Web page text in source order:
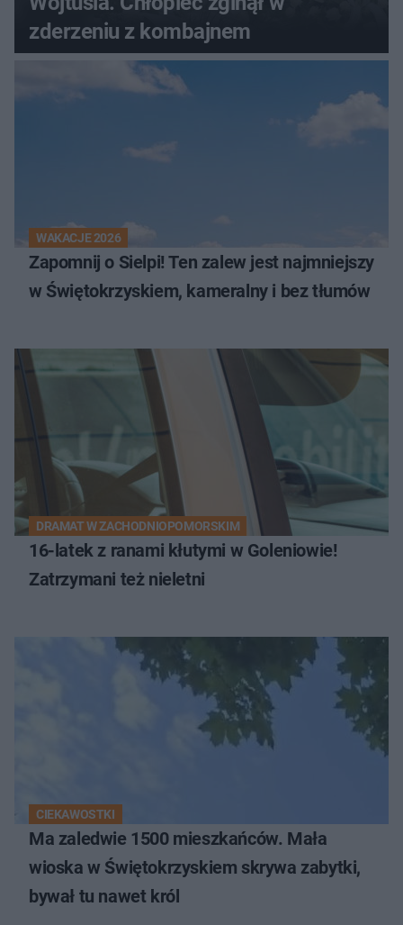
zderzeniu z kombajnem
WAKACJE 2026
Zapomnij o Sielpi! Ten zalew jest najmniejszy
w Świętokrzyskiem, kameralny i bez tłumów
DRAMAT W ZACHODNIOPOMORSKIM
16-latek z ranami kłutymi w Goleniowie!
Zatrzymani też nieletni
CIEKAWOSTKI
Ma zaledwie 1500 mieszkańców. Mała
wioska w Świętokrzyskiem skrywa zabytki,
bywał tu nawet król